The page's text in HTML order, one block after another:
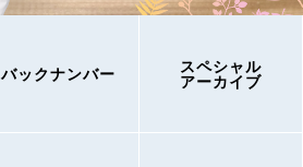
バックナンバー
スペシャル
アーカイブ